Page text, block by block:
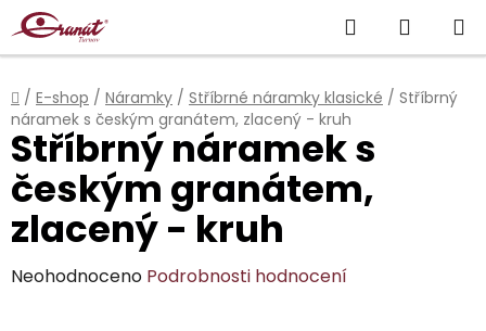
Přejít
na
obsah
Hledat
KOŠÍK
Domů
/ E-shop / Náramky / Stříbrné náramky klasické / Stříbrný
náramek s českým granátem, zlacený - kruh
Stříbrný náramek s
českým granátem,
zlacený - kruh
Průměrné
Neohodnoceno Podrobnosti hodnocení